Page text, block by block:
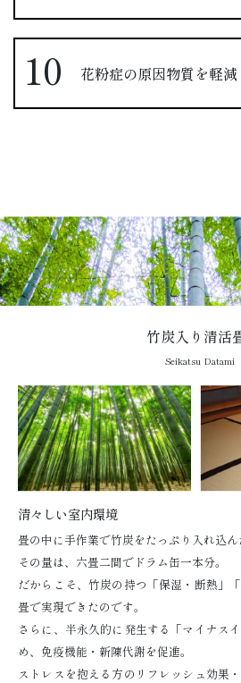
花粉症の原因物質を軽
竹炭入り清活
Seikatsu Datami
清々しい室内環境
畳の中に手作業で竹炭をたっぷり入れ込ん
その量は、六畳二間でドラム缶一本分。
だからこそ、竹炭の持つ「保湿・断熱」
畳で実現できたのです。
さらに、半永久的に発生する「マイナス
め、免疫機能・新陳代謝を促進。
ストレスを抱える方のリフレッシュ効果